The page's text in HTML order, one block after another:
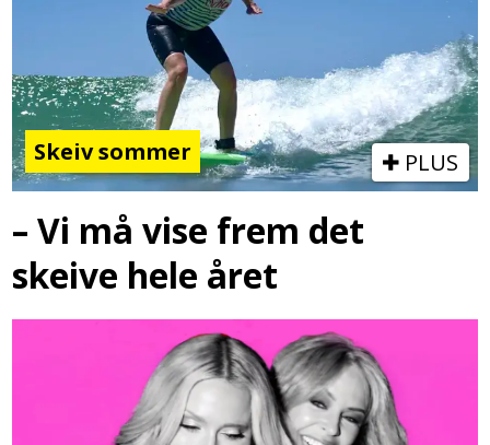
Skeiv sommer PLUS
– Vi må vise frem det
skeive hele året